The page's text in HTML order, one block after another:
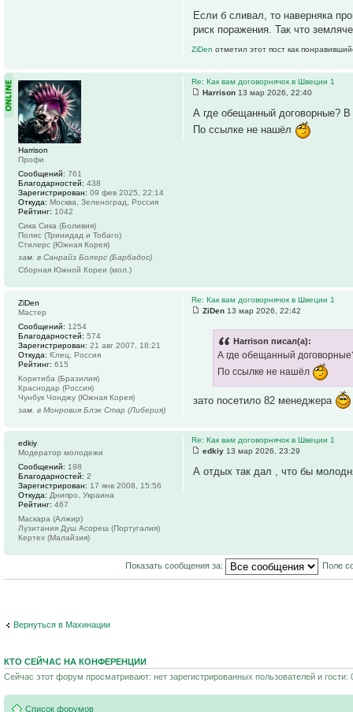
Если б сливал, то наверняка
риск поражения. Так что
ZiDen отметил этот пост как
Re: Как вам договорнячок в Швеции 1
Harrison 13 мар 2026, 22:40
А где обещанный договорные?
По ссылке не нашёл
Harrison
Профи
Сообщений: 761
Благодарностей: 438
Зарегистрирован: 09 фев 2025, 22:14
Откуда: Москва, Зеленоград, Россия
Рейтинг: 1042
Сика Сика (Боливия)
Полис (Тринидад и Тобаго)
Стилерс (Южная Корея)
зам. в Санрайз Болерс (Барбадос)
Сборная Южной Кореи (мол.)
Re: Как вам договорнячок в Швеции 1
ZiDen 13 мар 2026, 22:42
Harrison писал(а):
А где обещанный
По ссылке не нашёл
зато посетило 82 менеджера
ZiDen
Мастер
Сообщений: 1254
Благодарностей: 574
Зарегистрирован: 21 авг 2007, 18:21
Откуда: ᙓлец, Россия
Рейтинг: 615
Коритиба (Бразилия)
Краснодар (Россия)
Чунбук Чонджу (Южная Корея)
зам. в Монровия Блэк Стар (Либерия)
Re: Как вам договорнячок в Швеции 1
edkiy 13 мар 2026, 23:29
А отдых так дал , что бы
edkiy
Модератор молодежи
Сообщений: 198
Благодарностей: 2
Зарегистрирован: 17 янв 2008, 15:56
Откуда: Днипро, Украина
Рейтинг: 467
Маскара (Алжир)
Лузитания Душ Асореш (Португалия)
Кертех (Малайзия)
Показать сообщения за: Поле
Вернуться в Махинации
КТО СЕЙЧАС НА КОНФЕРЕНЦИИ
Сейчас этот форум просматривают: нет зарегистрированных пользователей и гости:
Список форумов